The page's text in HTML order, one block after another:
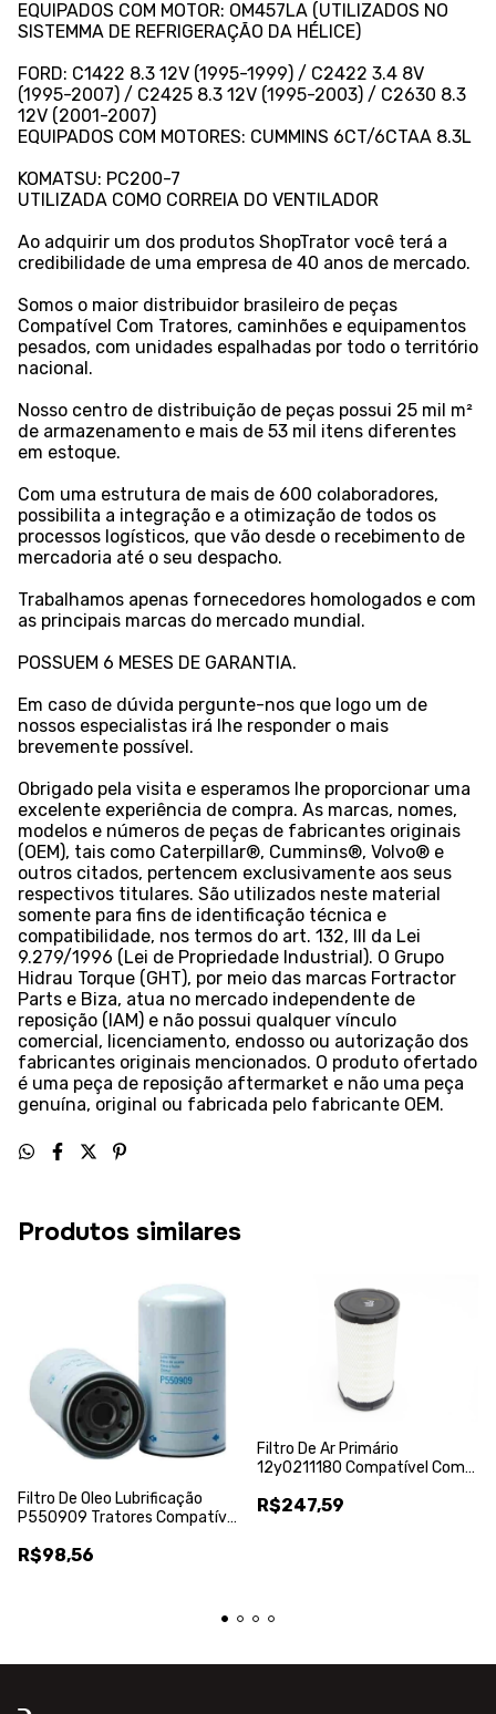
EQUIPADOS COM MOTOR: OM457LA (UTILIZADOS NO
SISTEMMA DE REFRIGERAÇÃO DA HÉLICE)
FORD: C1422 8.3 12V (1995-1999) / C2422 3.4 8V
(1995-2007) / C2425 8.3 12V (1995-2003) / C2630 8.3
12V (2001-2007)
EQUIPADOS COM MOTORES: CUMMINS 6CT/6CTAA 8.3L
KOMATSU: PC200-7
UTILIZADA COMO CORREIA DO VENTILADOR
Ao adquirir um dos produtos ShopTrator você terá a
credibilidade de uma empresa de 40 anos de mercado.
Somos o maior distribuidor brasileiro de peças
Compatível Com Tratores, caminhões e equipamentos
pesados, com unidades espalhadas por todo o território
nacional.
Nosso centro de distribuição de peças possui 25 mil m²
de armazenamento e mais de 53 mil itens diferentes
em estoque.
Com uma estrutura de mais de 600 colaboradores,
possibilita a integração e a otimização de todos os
processos logísticos, que vão desde o recebimento de
mercadoria até o seu despacho.
Trabalhamos apenas fornecedores homologados e com
as principais marcas do mercado mundial.
POSSUEM 6 MESES DE GARANTIA.
Em caso de dúvida pergunte-nos que logo um de
nossos especialistas irá lhe responder o mais
brevemente possível.
Obrigado pela visita e esperamos lhe proporcionar uma
excelente experiência de compra. As marcas, nomes,
modelos e números de peças de fabricantes originais
(OEM), tais como Caterpillar®, Cummins®, Volvo® e
outros citados, pertencem exclusivamente aos seus
respectivos titulares. São utilizados neste material
somente para fins de identificação técnica e
compatibilidade, nos termos do art. 132, III da Lei
9.279/1996 (Lei de Propriedade Industrial). O Grupo
Hidrau Torque (GHT), por meio das marcas Fortractor
Parts e Biza, atua no mercado independente de
reposição (IAM) e não possui qualquer vínculo
comercial, licenciamento, endosso ou autorização dos
fabricantes originais mencionados. O produto ofertado
é uma peça de reposição aftermarket e não uma peça
genuína, original ou fabricada pelo fabricante OEM.
Produtos similares
Filtro De Oleo Lubrificação
P550909 Tratores Compatível
Donaldson
R$98,56
Filtro De Ar Primário
12y0211180 Compatível Com
R$247,59